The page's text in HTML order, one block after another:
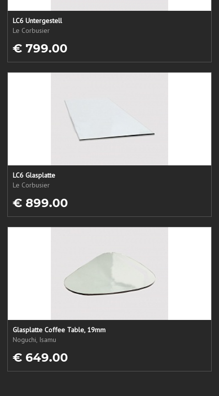
LC6 Untergestell
Le Corbusier
€ 799.00
LC6 Glasplatte
Le Corbusier
€ 899.00
Glasplatte Coffee Table, 19mm
Noguchi, Isamu
€ 649.00